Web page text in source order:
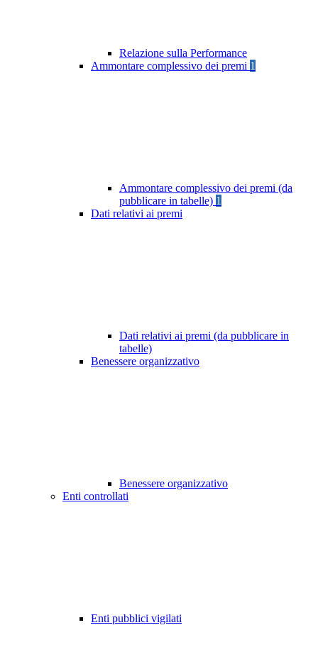
Relazione sulla Performance
Ammontare complessivo dei premi 1
Ammontare complessivo dei premi (da
pubblicare in tabelle) 1
Dati relativi ai premi
Dati relativi ai premi (da pubblicare in
tabelle)
Benessere organizzativo
Benessere organizzativo
Enti controllati
Enti pubblici vigilati